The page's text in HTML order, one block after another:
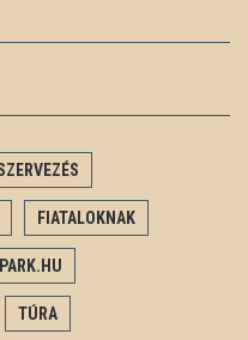
FIATALOKNAK
TÚRA